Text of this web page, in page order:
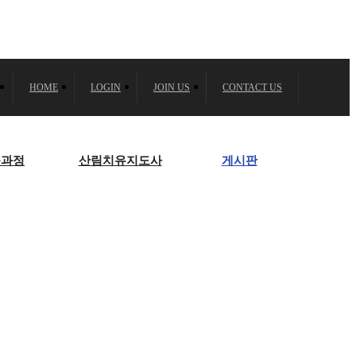
HOME LOGIN JOIN US CONTACT US
정 산림치유지도사 게시판